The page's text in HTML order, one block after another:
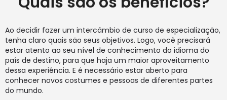
Ao decidir fazer um intercâmbio de curso de especialização,
tenha claro quais são seus objetivos. Logo, você precisará
estar atento ao seu nível de conhecimento do idioma do
país de destino, para que haja um maior aproveitamento
dessa experiência. E é necessário estar aberto para
conhecer novos costumes e pessoas de diferentes partes
do mundo.